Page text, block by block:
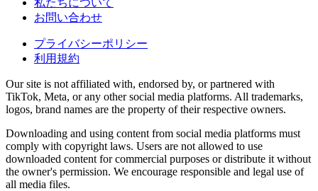
お問い合わせ
プライバシーポリシー
利用規約
Our site is not affiliated with, endorsed by, or partnered with
TikTok, Meta, or any other social media platforms. All trademarks,
logos, brand names are the property of their respective owners.
Downloading and using content from social media platforms must
comply with copyright laws. Users are not allowed to use
downloaded content for commercial purposes or distribute it without
the owner's permission. We encourage responsible and legal use of
all media files.